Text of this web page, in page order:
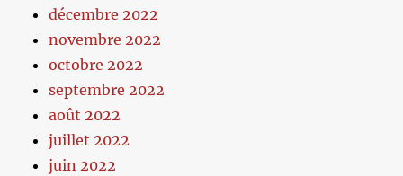
décembre 2022
novembre 2022
octobre 2022
septembre 2022
août 2022
juillet 2022
juin 2022